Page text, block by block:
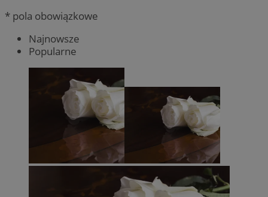
* pola obowiązkowe
Najnowsze
Popularne